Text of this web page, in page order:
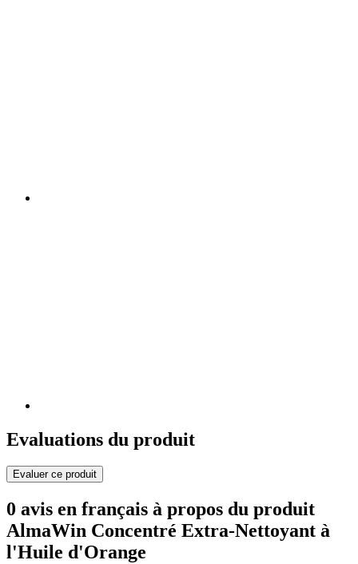
Evaluations du produit
Evaluer ce produit
0 avis en français à propos du produit
AlmaWin Concentré Extra-Nettoyant à
l'Huile d'Orange